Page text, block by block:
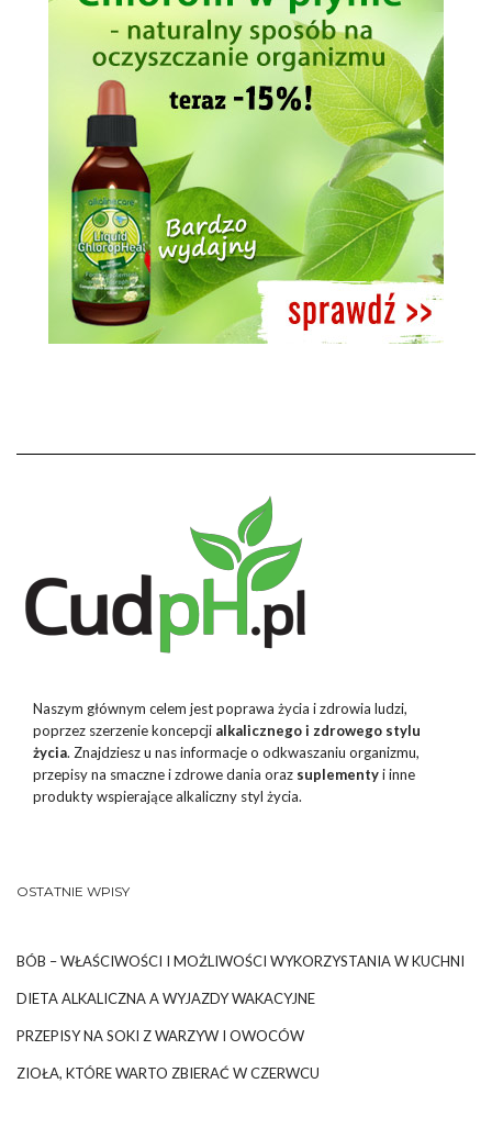
Naszym głównym celem jest poprawa życia i zdrowia ludzi,
poprzez szerzenie koncepcji alkalicznego i zdrowego stylu
życia. Znajdziesz u nas informacje o odkwaszaniu organizmu,
przepisy na smaczne i zdrowe dania oraz suplementyi inne
produkty wspierające alkaliczny styl życia.
OSTATNIE WPISY
BÓB – WŁAŚCIWOŚCI I MOŻLIWOŚCI WYKORZYSTANIA W KUCHNI
DIETA ALKALICZNA A WYJAZDY WAKACYJNE
PRZEPISY NA SOKI Z WARZYW I OWOCÓW
ZIOŁA, KTÓRE WARTO ZBIERAĆ W CZERWCU